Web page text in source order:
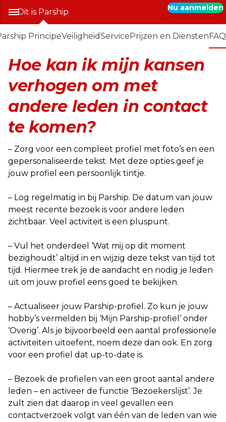
Dit is Parship
Principe​VeiligheidServicePrijzen en Diensten​FAQ
Nu aanmelden
Hoe kan ik mijn kansen
verhogen om met
andere leden in contact
te komen?
– Zorg voor een compleet profiel met foto’s en een
gepersonaliseerde tekst. Met deze opties geef je
jouw profiel een persoonlijk tintje.
– Log regelmatig in bij Parship. De datum van jouw
meest recente bezoek is voor andere leden
zichtbaar. Veel activiteit is een pluspunt.
– Vul het onderdeel ‘Wat mij op dit moment
bezighoudt’ altijd in en wijzig deze tekst van tijd tot
tijd. Hiermee trek je de aandacht en nodig je leden
uit om jouw profiel eens goed te bekijken.
– Actualiseer jouw Parship-profiel. Zo kun je jouw
hobby’s vermelden bij ‘Mijn Parship-profiel’ onder
‘Overig’. Als je bijvoorbeeld een aantal professionele
activiteiten uitoefent, noem deze dan ook. En zorg
voor een profiel dat up-to-date is.
– Bezoek de profielen van een groot aantal andere
leden – en activeer de functie ‘Bezoekerslijst’. Je
zult zien dat daarop in veel gevallen een
contactverzoek volgt van één van de leden van wie